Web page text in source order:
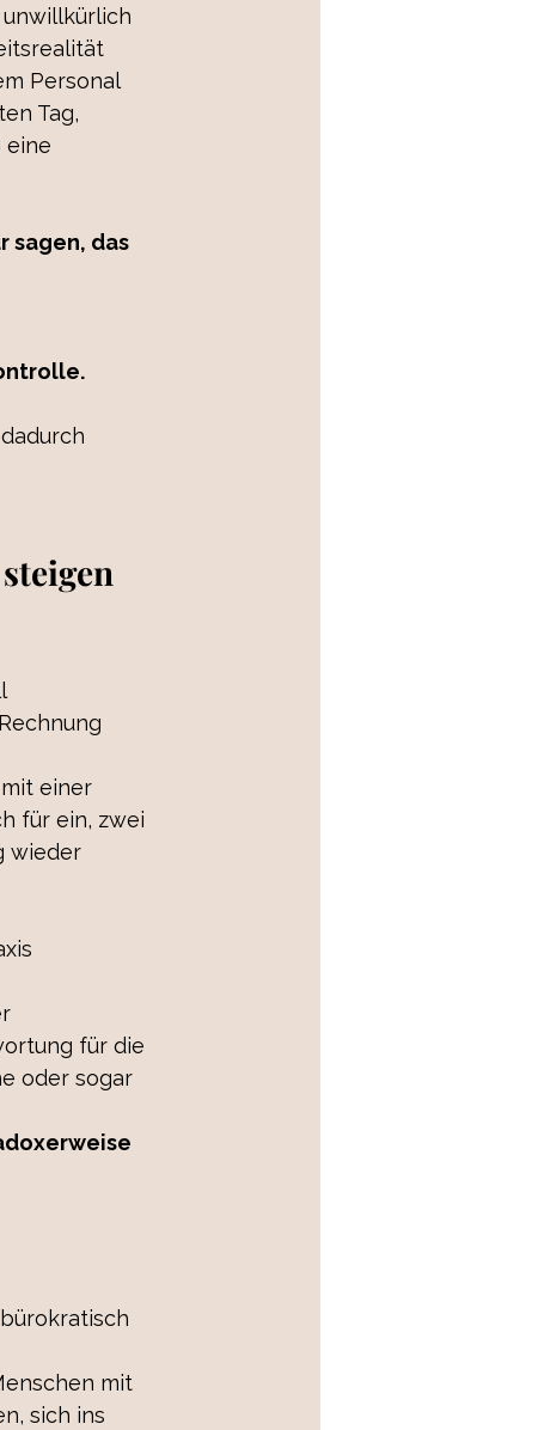
Personal
Tag,
eine
sagen, das
einer
für ein, zwei
wieder
für die
oder sogar
mit
sich ins